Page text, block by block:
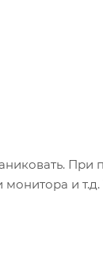
При
монитора и